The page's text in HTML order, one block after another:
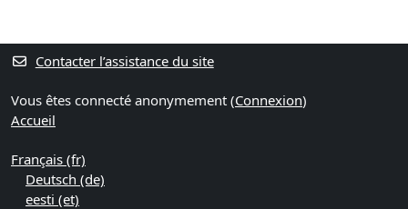
Blocs supplémentaires
Contacter l’assistance du site
Vous êtes connecté anonymement (Connexion)
Accueil
Français ‎(fr)‎
Deutsch ‎(de)‎
eesti ‎(et)‎